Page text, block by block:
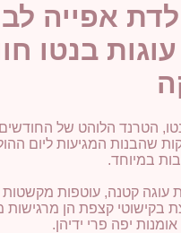
אפייה
בנטו
הטרנד הלוהט של
שהבנות המגיעות ליום
במיוחד.
עוגה קטנה, עוטפות מקשטות
בקישוטי קצפת הן מרגישות
אומנות יפה פרי ידיהן.